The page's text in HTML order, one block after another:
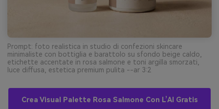
Prompt: foto realistica in studio di confezioni skincare
minimaliste con bottiglia e barattolo su sfondo beige caldo,
etichette accentate in rosa salmone e toni argilla smorzati,
luce diffusa, estetica premium pulita --ar 3:2
Crea Visual Palette Rosa Salmone Con L’AI Gratis